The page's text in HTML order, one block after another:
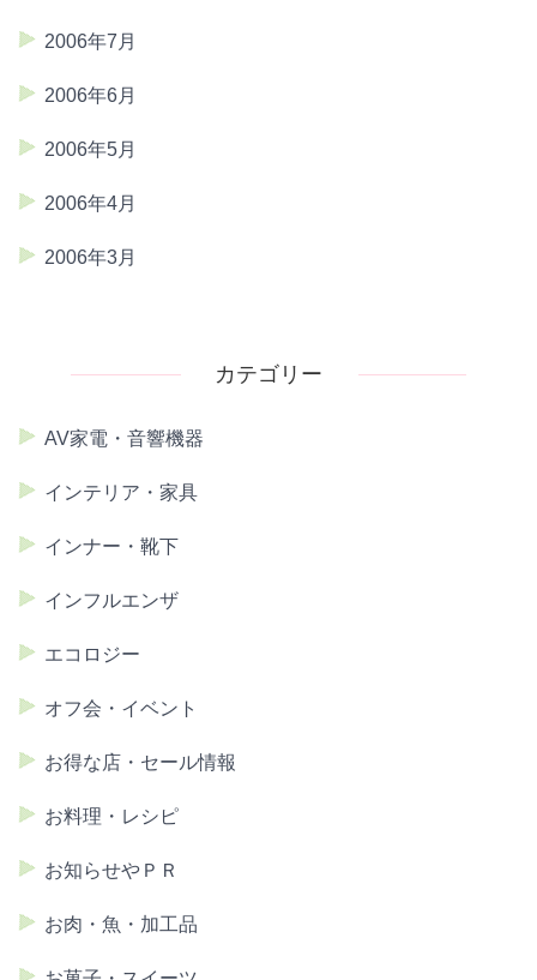
2006年7月
2006年6月
2006年5月
2006年4月
2006年3月
カテゴリー
AV家電・音響機器
インテリア・家具
インナー・靴下
インフルエンザ
エコロジー
オフ会・イベント
お得な店・セール情報
お料理・レシピ
お知らせやＰＲ
お肉・魚・加工品